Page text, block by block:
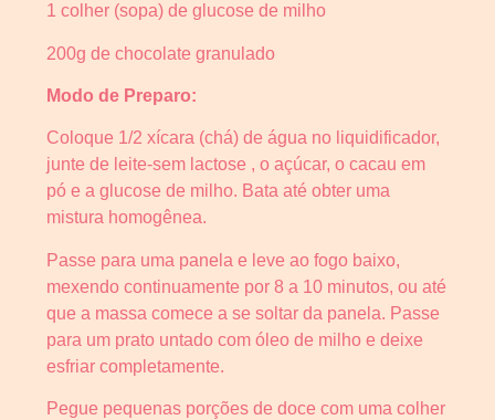
1 colher (sopa) de glucose de milho
200g de chocolate granulado
Modo de Preparo:
Coloque 1/2 xícara (chá) de água no liquidificador,
junte de leite-sem lactose , o açúcar, o cacau em
pó e a glucose de milho. Bata até obter uma
mistura homogênea.
Passe para uma panela e leve ao fogo baixo,
mexendo continuamente por 8 a 10 minutos, ou até
que a massa comece a se soltar da panela. Passe
para um prato untado com óleo de milho e deixe
esfriar completamente.
Pegue pequenas porções de doce com uma colher